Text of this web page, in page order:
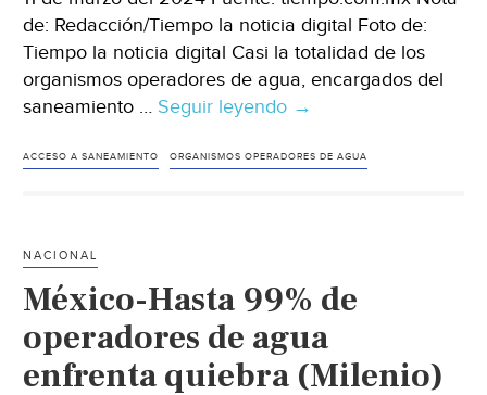
de: Redacción/Tiempo la noticia digital Foto de:
Tiempo la noticia digital Casi la totalidad de los
organismos operadores de agua, encargados del
saneamiento … Seguir leyendo México-
99%
(Tiempo
noticia
digital)
→
ACCESO A SANEAMIENTO ORGANISMOS OPERADORES DE AGUA
NACIONAL
México-Hasta 99% de
operadores de agua
enfrenta quiebra (Milenio)